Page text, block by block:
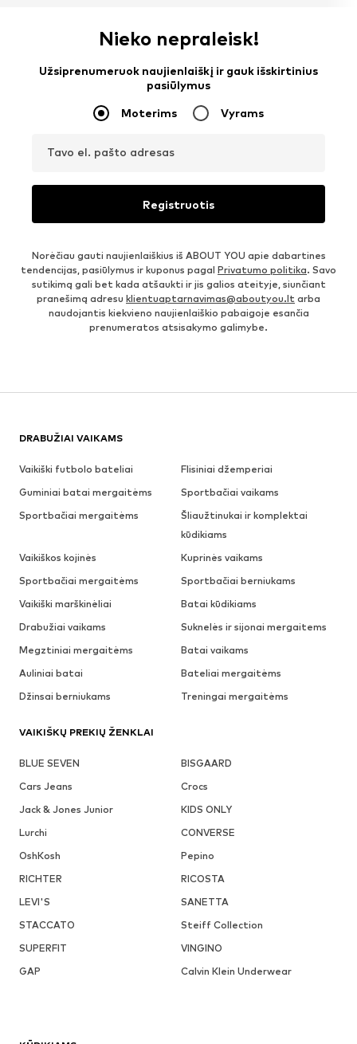
Nieko nepraleisk!
Užsiprenumeruok naujienlaiškį ir gauk išskirtinius
pasiūlymus
Moterims Vyrams
Tavo el. pašto adresas
Registruotis
Norėčiau gauti naujienlaiškius iš ABOUT YOU apie dabartines
tendencijas, pasiūlymus ir kuponus pagal Privatumo politika. Savo
sutikimą gali bet kada atšaukti ir jis galios ateityje, siunčiant
pranešimą adresu klientuaptarnavimas@aboutyou.lt arba
naudojantis kiekvieno naujienlaiškio pabaigoje esančia
prenumeratos atsisakymo galimybe.
DRABUŽIAI VAIKAMS
Vaikiški futbolo bateliai
Flisiniai džemperiai
Guminiai batai mergaitėms
Sportbačiai vaikams
Sportbačiai mergaitėms
Šliaužtinukai ir komplektai
kūdikiams
Vaikiškos kojinės
Kuprinės vaikams
Sportbačiai mergaitėms
Sportbačiai berniukams
Vaikiški marškinėliai
Batai kūdikiams
Drabužiai vaikams
Suknelės ir sijonai mergaitems
Megztiniai mergaitėms
Batai vaikams
Auliniai batai
Bateliai mergaitėms
Džinsai berniukams
Treningai mergaitėms
VAIKIŠKŲ PREKIŲ ŽENKLAI
BLUE SEVEN
BISGAARD
Cars Jeans
Crocs
Jack & Jones Junior
KIDS ONLY
Lurchi
CONVERSE
OshKosh
Pepino
RICHTER
RICOSTA
LEVI'S
SANETTA
STACCATO
Steiff Collection
SUPERFIT
VINGINO
GAP
Calvin Klein Underwear